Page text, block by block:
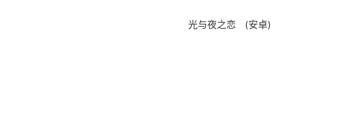
光与夜之恋 (安卓)